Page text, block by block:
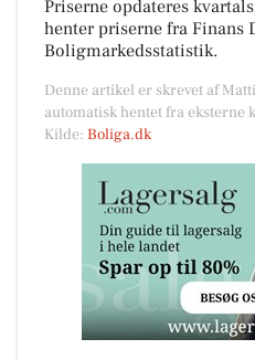
Priserne opdateres
henter priserne fra Finans
Boligmarkedsstatistik.
Denne artikel er skrevet af
automatisk hentet fra
Kilde: Boliga.dk